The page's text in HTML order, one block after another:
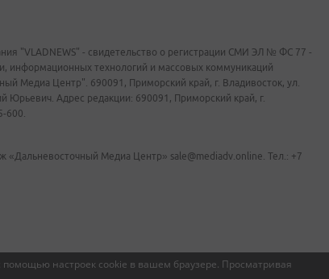
настроек cookie в вашем браузере. Просматривая
"VLADNEWS" - свидетельство о регистрации СМИ ЭЛ № ФС 77 -
информационных технологий и массовых коммуникаций
Медиа Центр". 690091, Приморский край, г. Владивосток, ул.
Адрес редакции: 690091, Приморский край, г.
600.
«Дальневосточный Медиа Центр» sale@mediadv.online. Тел.: +7